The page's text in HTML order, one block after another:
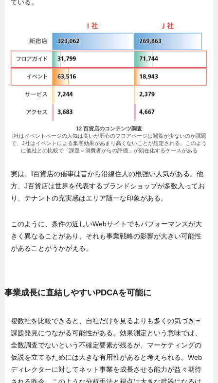
ている。
12 百貨店のコンテンツ調査
I社はイベントページの人気は高いが肝心のフロアページは閲覧が少ないのが課題
で、J社はイベントによる集客効果があまり高くないことが想定される。このよう
に他社との比較で「課題＝消費者からの評価」が顕在化するケースがある
実は、I百貨店の催事は昔から沿線住人の根強い人気がある。他
方、J百貨店は世界を代表するブランドショップが多数入ってお
り、テナントの充実感はエリア随一な印象がある。
このように、条件の近しいWebサイトでもパフォーマンスが大
きく異なることがあり、それも事業戦略の影響が大きい可能性
があることがうかがえる。
事業成長に直結しやすいPDCAを可能に
複数社を比較できると、自社だけを見るよりも多くの気づき＝
課題発見につながる可能性がある。効果測定という意味では、
全数調査でないという不確定要素が残るが、マーケティングの
仮説を立てるためには大きな有用性があると考えられる。Web
ディレクターに対してネット事業を成長させる能力が益々期待
される昨今、このような分析手法と視点は大きな武器になるは